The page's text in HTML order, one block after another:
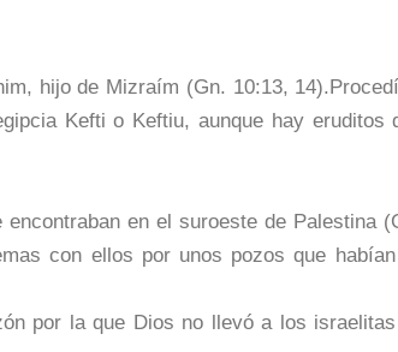
hijo de Mizraím (Gn. 10:13,
Kefti o Keftiu, aunque hay eruditos
en el suroeste de Palestina
con ellos por unos pozos que
por la que Dios no llevó a los